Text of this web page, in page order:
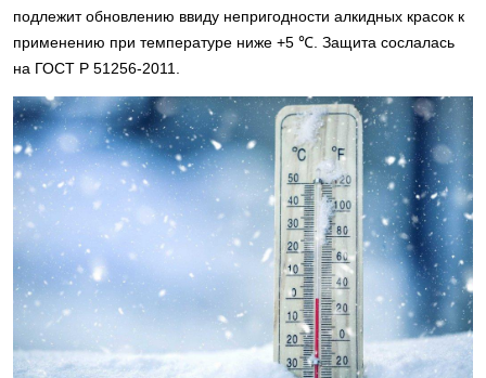
подлежит обновлению ввиду непригодности алкидных красок к
применению при температуре ниже +5 ℃. Защита сослалась
на ГОСТ Р 51256-2011.